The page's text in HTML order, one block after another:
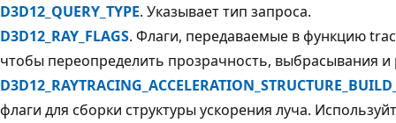
D3D12_QUERY_TYPE. Указывает тип запроса.
D3D12_RAY_FLAGS. Флаги, передаваемые в функцию
чтобы переопределить прозрачность, выбрасывания и
флаги для сборки структуры ускорения луча.